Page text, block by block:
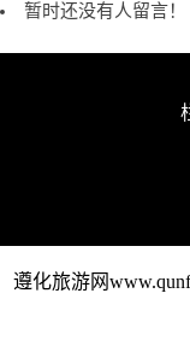
暂时还没有人留言！
遵化旅游网